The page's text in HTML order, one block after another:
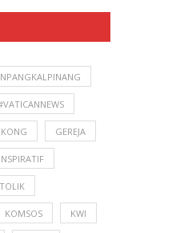
GEREJA
INSPIRATIF
KOMSOS KWI